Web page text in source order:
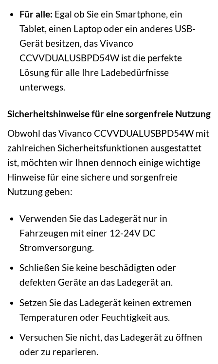
Für alle: Egal ob Sie ein Smartphone, ein
Tablet, einen Laptop oder ein anderes USB-
Gerät besitzen, das Vivanco
CCVVDUALUSBPD54W ist die perfekte
Lösung für alle Ihre Ladebedürfnisse
unterwegs.
Sicherheitshinweise für eine sorgenfreie Nutzung
Obwohl das Vivanco CCVVDUALUSBPD54W mit
zahlreichen Sicherheitsfunktionen ausgestattet
ist, möchten wir Ihnen dennoch einige wichtige
Hinweise für eine sichere und sorgenfreie
Nutzung geben:
Verwenden Sie das Ladegerät nur in
Fahrzeugen mit einer 12-24V DC
Stromversorgung.
Schließen Sie keine beschädigten oder
defekten Geräte an das Ladegerät an.
Setzen Sie das Ladegerät keinen extremen
Temperaturen oder Feuchtigkeit aus.
Versuchen Sie nicht, das Ladegerät zu öffnen
oder zu reparieren.